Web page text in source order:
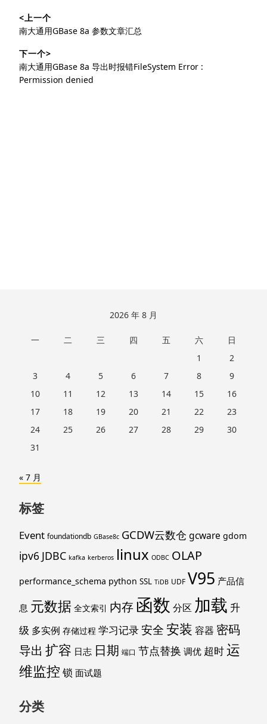
章
导
航
<上一个
上
文
章：
南大通用GBase 8a 参数文章汇总
下一个>
下
篇
南大通用GBase 8a 导出时报错FileSystem Error :
Permission denied
2026 年 8 月
一 二 三 四 五 六
日
1
2
3
4 5 6 7 8
9
10
11 12 13 14 15
16
17
18 19 20 21 22
23
24
25 26 27 28 29
30
31
« 7 月
标签
Event foundationdb GBase8c GCDW云数仓 gcware gdom
ipv6 JDBC kafka kerberos linux ODBC OLAP
performance_schema python SSL TiDB UDF V95 产品信
息 元数据 全文索引 内存函数 分区 加载 升
级 多实例 存储过程 学习记录安全安装 容器 密码
导出 扩容 日志 日期 端口 节点替换 调优 超时运
维监控 锁 面试题
分类